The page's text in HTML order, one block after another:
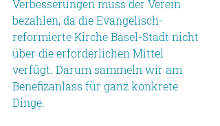
Verbesserungen muss der Verein
bezahlen, da die Evangelisch-
reformierte Kirche Basel-Stadt nicht
über die erforderlichen Mittel
verfügt. Darum sammeln wir am
Benefizanlass für ganz konkrete
Dinge.